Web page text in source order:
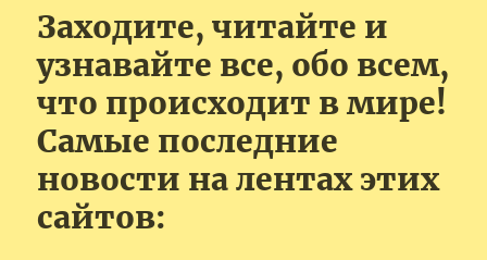
Заходите, читайте и
узнавайте все, обо всем,
что происходит в мире!
Самые последние
новости на лентах этих
сайтов: